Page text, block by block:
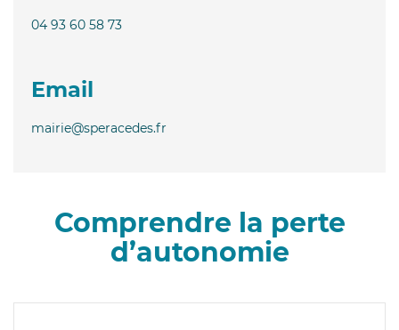
04 93 60 58 73
Email
mairie@speracedes.fr
Comprendre la perte
d’autonomie